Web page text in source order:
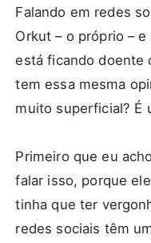
Falando em redes
Orkut – o próprio –
está ficando doente
tem essa mesma
muito superficial? É
Primeiro que eu
falar isso, porque
tinha que ter
redes sociais têm